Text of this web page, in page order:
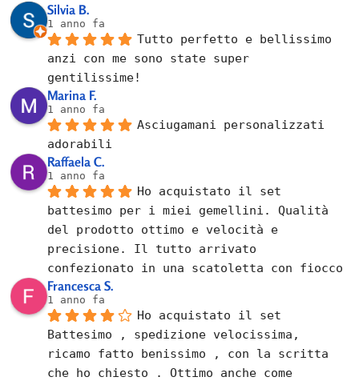
Silvia B.
1 anno fa
Tutto perfetto e bellissimo
anzi con me sono state super
gentilissime!
Marina F.
1 anno fa
Asciugamani personalizzati
adorabili
Raffaela C.
1 anno fa
Ho acquistato il set
battesimo per i miei gemellini. Qualità
del prodotto ottimo e velocità e
precisione. Il tutto arrivato
confezionato in una scatoletta con fiocco
Francesca S.
1 anno fa
Ho acquistato il set
Battesimo , spedizione velocissima,
ricamo fatto benissimo , con la scritta
che ho chiesto . Ottimo anche come